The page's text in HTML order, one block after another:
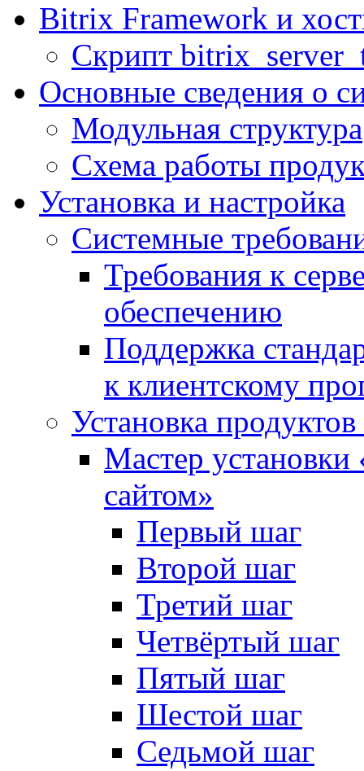
Bitrix Framework и
Скрипт
Основные сведения о
Модульная структура
Схема работы
Установка и настройка
Системные
Требования к
обеспечению
Поддержка
к клиентскому
Установка
Мастер
сайтом»
Первый шаг
Второй шаг
Третий шаг
Четвёртый шаг
Пятый шаг
Шестой шаг
Седьмой шаг